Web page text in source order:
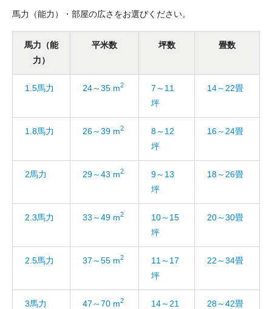
馬力（能力）・部屋の広さをお選びください。
馬力（能
力）
平米数 坪数 畳数
1.5馬力 24～35 m2
7～11
坪
14～22畳
1.8馬力 26～39 m2
8～12
坪
16～24畳
2馬力 29～43 m2
9～13
坪
18～26畳
2.3馬力 33～49 m2
10～15
坪
20～30畳
2.5馬力 37～55 m2
11～17
坪
22～34畳
3馬力 47～70 m2
14～21
28～42畳